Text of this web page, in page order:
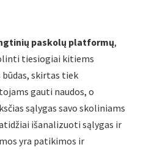
paskolų platformų,
tiesiogiai kitiems
skirtas tiek
gauti naudos, o
sąlygas savo skoliniams
išanalizuoti sąlygas ir
yra patikimos ir